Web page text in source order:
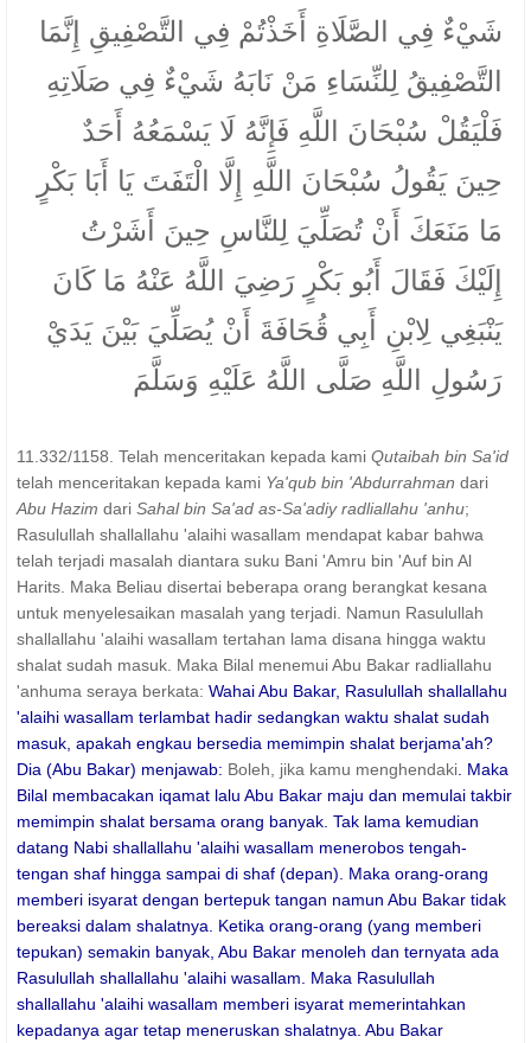
شَيْءٌ فِي الصَّلَاةِ أَخَذْتُمْ فِي التَّصْفِيقِ إِنَّمَا
التَّصْفِيقُ لِلنِّسَاءِ مَنْ نَابَهُ شَيْءٌ فِي صَلَاتِهِ
فَلْيَقُلْ سُبْحَانَ اللَّهِ فَإِنَّهُ لَا يَسْمَعُهُ أَحَدٌ
حِينَ يَقُولُ سُبْحَانَ اللَّهِ إِلَّا الْتَفَتَ يَا أَبَا بَكْرٍ
مَا مَنَعَكَ أَنْ تُصَلِّيَ لِلنَّاسِ حِينَ أَشَرْتُ
إِلَيْكَ فَقَالَ أَبُو بَكْرٍ رَضِيَ اللَّهُ عَنْهُ مَا كَانَ
يَنْبَغِي لِابْنِ أَبِي قُحَافَةَ أَنْ يُصَلِّيَ بَيْنَ يَدَيْ
رَسُولِ اللَّهِ صَلَّى اللَّهُ عَلَيْهِ وَسَلَّمَ
11.332/1158. Telah menceritakan kepada kami Qutaibah bin Sa'id
telah menceritakan kepada kami Ya'qub bin 'Abdurrahman dari
Abu Hazim dari Sahal bin Sa'ad as-Sa'adiy radliallahu 'anhu;
Rasulullah shallallahu 'alaihi wasallam mendapat kabar bahwa
telah terjadi masalah diantara suku Bani 'Amru bin 'Auf bin Al
Harits. Maka Beliau disertai beberapa orang berangkat kesana
untuk menyelesaikan masalah yang terjadi. Namun Rasulullah
shallallahu 'alaihi wasallam tertahan lama disana hingga waktu
shalat sudah masuk. Maka Bilal menemui Abu Bakar radliallahu
'anhuma seraya berkata: Wahai Abu Bakar, Rasulullah shallallahu
'alaihi wasallam terlambat hadir sedangkan waktu shalat sudah
masuk, apakah engkau bersedia memimpin shalat berjama'ah?
Dia (Abu Bakar) menjawab: Boleh, jika kamu menghendaki . Maka
Bilal membacakan iqamat lalu Abu Bakar maju dan memulai takbir
memimpin shalat bersama orang banyak. Tak lama kemudian
datang Nabi shallallahu 'alaihi wasallam menerobos tengah-
tengan shaf hingga sampai di shaf (depan). Maka orang-orang
memberi isyarat dengan bertepuk tangan namun Abu Bakar tidak
bereaksi dalam shalatnya. Ketika orang-orang (yang memberi
tepukan) semakin banyak, Abu Bakar menoleh dan ternyata ada
Rasulullah shallallahu 'alaihi wasallam. Maka Rasulullah
shallallahu 'alaihi wasallam memberi isyarat memerintahkan
kepadanya agar tetap meneruskan shalatnya. Abu Bakar